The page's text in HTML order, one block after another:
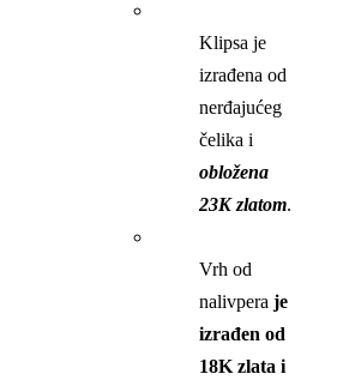
Klipsa je
izrađena od
nerđajućeg
čelika i
obložena
23K zlatom.
Vrh od
nalivperaje
izrađen od
18K zlata i